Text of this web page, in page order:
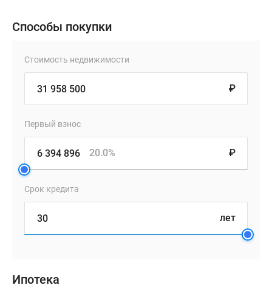
Способы покупки
Стоимость недвижимости
₽
Первый взнос
₽
20.0%
Срок кредита
лет
Ипотека